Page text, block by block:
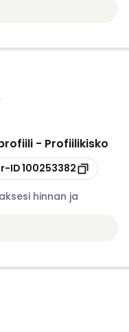
- Profiilikisko
ID100253382
hinnan ja